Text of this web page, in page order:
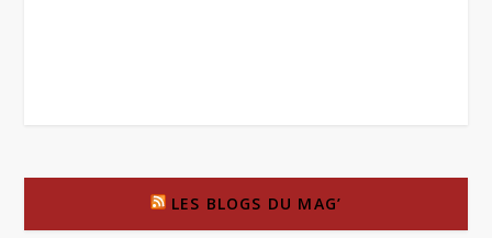
LES BLOGS DU MAG’